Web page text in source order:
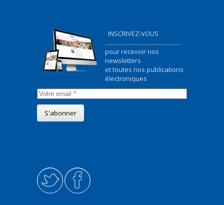
INSCRIVEZ-VOUS
...................................................
pour recevoir nos
newsletters
et toutes nos publications
électroniques